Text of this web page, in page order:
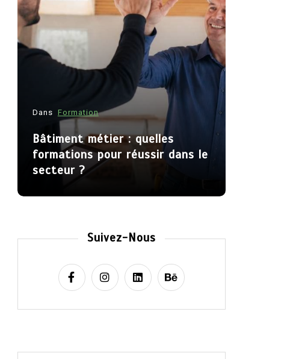
Dans Formation
Bâtiment métier : quelles
formations pour réussir dans le
secteur ?
Suivez-Nous